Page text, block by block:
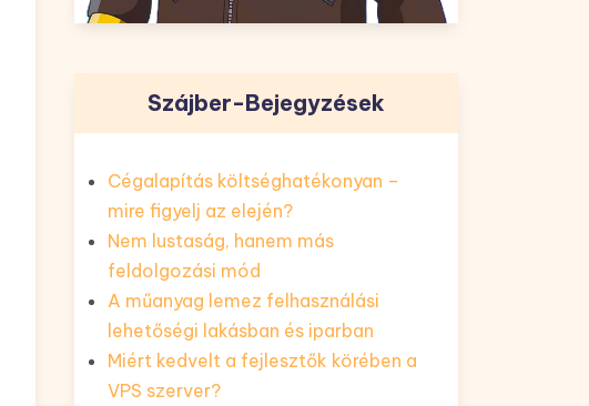
Szájber-Bejegyzések
Cégalapítás költséghatékonyan –
mire figyelj az elején?
Nem lustaság, hanem más
feldolgozási mód
A műanyag lemez felhasználási
lehetőségi lakásban és iparban
Miért kedvelt a fejlesztők körében a
VPS szerver?